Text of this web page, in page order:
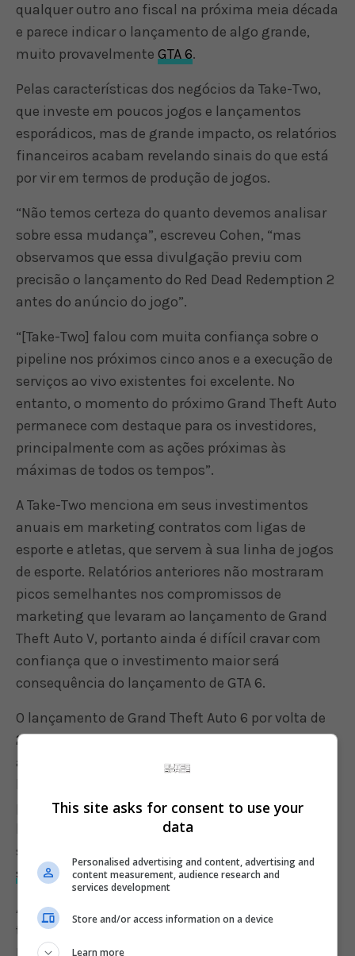
qualquer outro ano fiscal na próxima meia década
e parece indicar o lançamento de algo grande,
muito provavelmenteGTA 6.
Pelas características dos negócios da Take-Two,
que investe em poucos jogos e lançamentos
esporádicos, mas de grande impacto, os relatórios
financeiros acabam revelando sinais do que está
por vir em termos de produção de jogos.
“Não temos certeza do quanto devemos analisar
sobre essa mudança”, escreveu Cohen, “mas
observamos que essa divulgação previu com
precisão o lançamento do Red Dead Redemption 2
antes do anúncio do jogo”.
“[Take-Two] falou com muita confiança sobre o
pipeline nos próximos cinco anos e a execução de
serviços ao vivo existentes foi excelente. No
entanto, o momento do próximo Grand Theft Auto
permanece com destaque para os investidores,
principalmente com as ações próximas às
máximas de todos os tempos”.
A Take-Two menciona em seus investimentos
anuais em marketing contratos com ligas de
esporte e atletas, que servem à sua linha de jogos
de esporte. Relatórios anteriores não mostraram
picos semelhantes nos compromissos de
marketing que levaram ao lançamento de Grand
Theft Auto V, portanto ainda é difícil cravar com
confiança que o investimento maior será
consequência do lançamento de GTA 6.
O lançamento de Grand Theft Auto 6 por volta de
2024 faz sentido também à luz de rumores e do
atual ciclo de consoles. GTA 5 já é bem antigo (foi
popularidade, o que impede, racionalmente, o
lançamento de um novo jogo em curto prazo. E
segundo rumores,
sua produção.
A possibilidade de um lançamento em 2024
também faz sentido pela maturidade que o
This site asks for consent to use your
data
Personalised advertising and content, advertising and
content measurement, audience research and
services development
Store and/or access information on a device
Learn more